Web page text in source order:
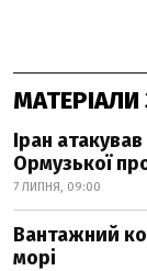
Іран
Ормузької
7 ЛИПНЯ, 09:00
Вантажний
морі